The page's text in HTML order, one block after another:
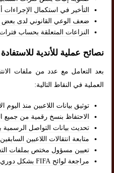
التأخير في استكمال الإجراءات
ضعف الوعي القانوني لدى بعض
النزاعات المتعلقة بحساب
نصائح عملية للأندية
بعد التعامل مع عدد من ملفات
العملية في النقاط التالية:
توثيق بيانات اللاعبين منذ اليوم
الاحتفاظ بنسخ رقمية من جميع
تحديث بيانات التواصل الرسمية
متابعة انتقالات اللاعبين السابقين
تعيين مسؤول مختص بملفات
مراجعة لوائح FIFA بشكل دوري.